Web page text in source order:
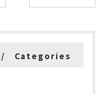
Categories